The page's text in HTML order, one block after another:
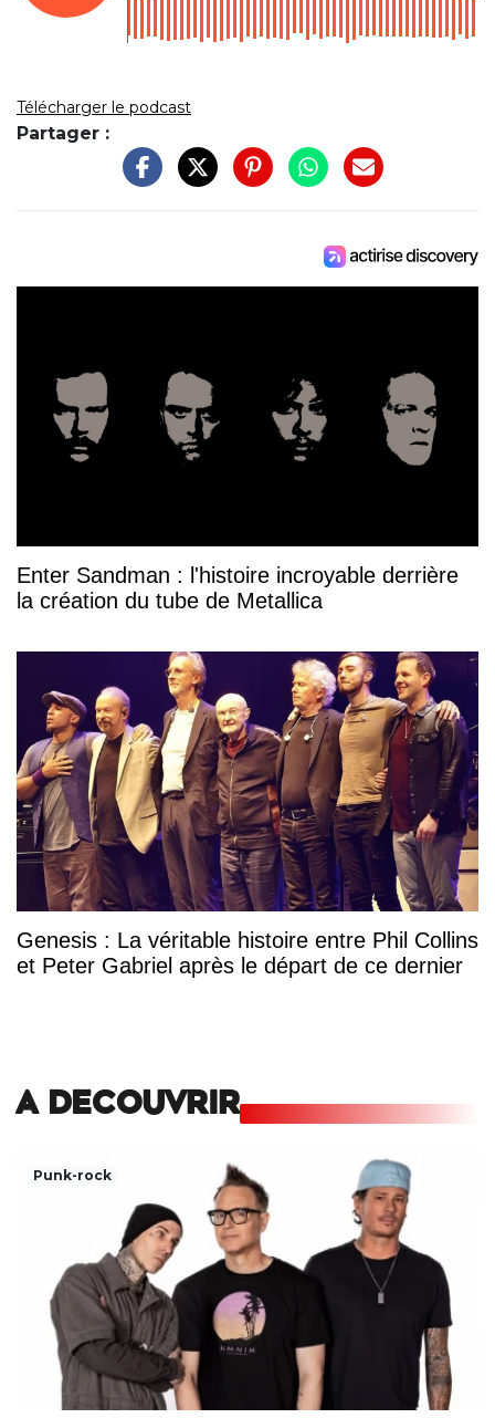
Télécharger le podcast
Partager :
Enter Sandman : l'histoire incroyable derrière
la création du tube de Metallica
Genesis : La véritable histoire entre Phil Collins
et Peter Gabriel après le départ de ce dernier
A DECOUVRIR
Punk-rock